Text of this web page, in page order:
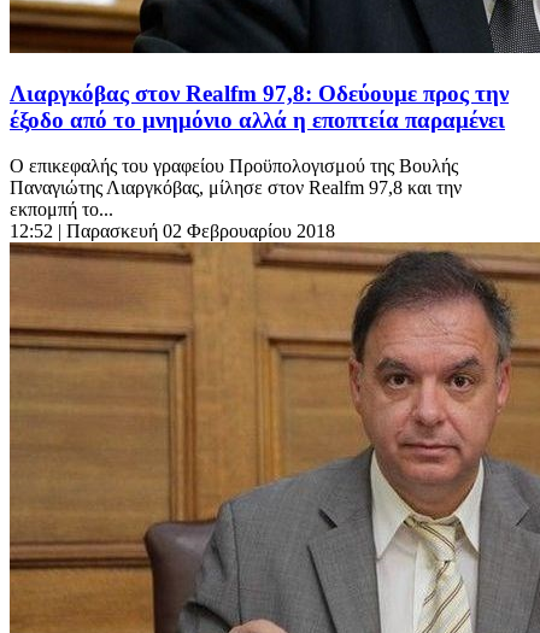
Λιαργκόβας στον Realfm 97,8: Οδεύουμε προς την
έξοδο από το μνημόνιο αλλά η εποπτεία παραμένει
Ο επικεφαλής του γραφείου Προϋπολογισμού της Βουλής
Παναγιώτης Λιαργκόβας, μίλησε στον Realfm 97,8 και την
εκπομπή το...
12:52 | Παρασκευή 02 Φεβρουαρίου 2018